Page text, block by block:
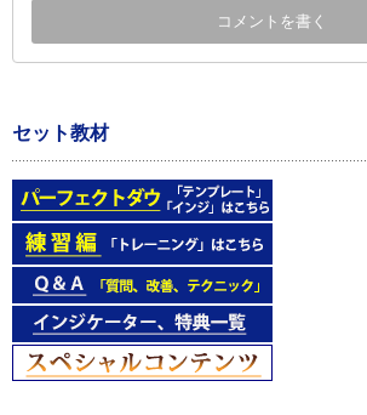
セット教材